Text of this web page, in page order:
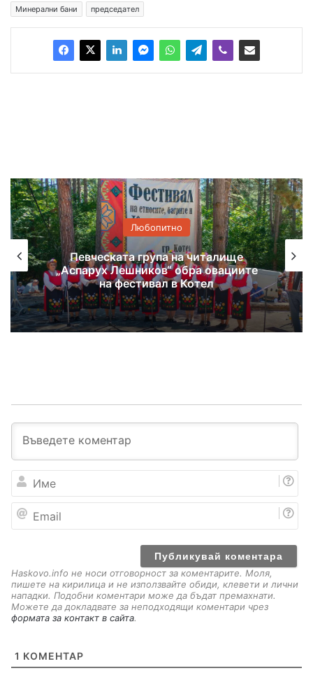
Минерални бани
председател
Любопитно
Певческата група на читалище
„Аспарух Лешников“ обра овациите
на фестивал в Котел
е
a
Haskovo.info не носи отговорност за коментарите. Моля,
пишете на кирилица и не използвайте обиди, клевети и лични
нападки. Подобни коментари може да бъдат премахнати.
Можете да докладвате за неподходящи коментари чрез
формата за контакт в сайта.
1 КОМЕНТАР